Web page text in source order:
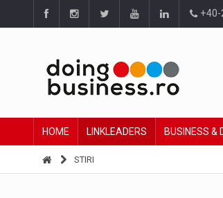
+40-
HOME LINKLEADERS BUSINESS &
STIRI